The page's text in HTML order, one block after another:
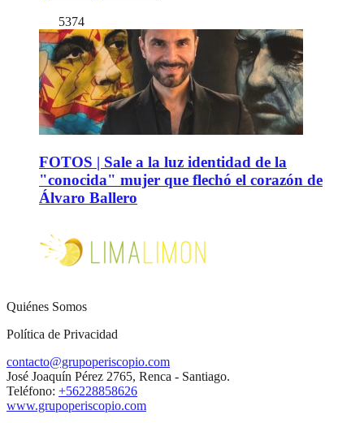
5374
FOTOS | Sale a la luz identidad de la
"conocida" mujer que flechó el corazón de
Álvaro Ballero
Quiénes Somos
Política de Privacidad
contacto@grupoperiscopio.com
José Joaquín Pérez 2765, Renca - Santiago.
Teléfono: +56228858626
www.grupoperiscopio.com